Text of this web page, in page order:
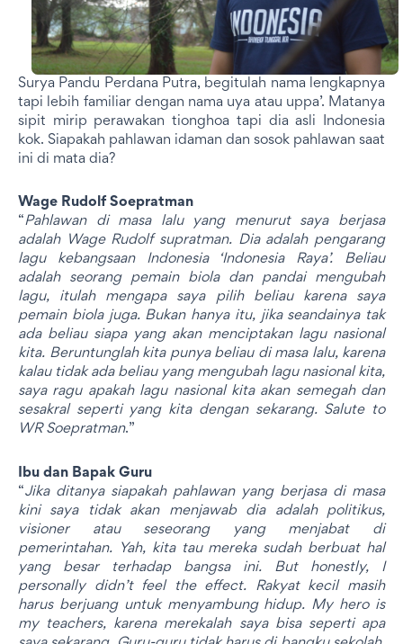
Surya Pandu Perdana Putra, begitulah nama lengkapnya
tapi lebih familiar dengan nama uya atau uppa’. Matanya
sipit mirip perawakan tionghoa tapi dia asli Indonesia
kok. Siapakah pahlawan idaman dan sosok pahlawan saat
ini di mata dia?
Wage Rudolf Soepratman
“Pahlawan di masa lalu yang menurut saya berjasa
adalah Wage Rudolf supratman. Dia adalah pengarang
lagu kebangsaan Indonesia ‘Indonesia Raya’. Beliau
adalah seorang pemain biola dan pandai mengubah
lagu, itulah mengapa saya pilih beliau karena saya
pemain biola juga. Bukan hanya itu, jika seandainya tak
ada beliau siapa yang akan menciptakan lagu nasional
kita. Beruntunglah kita punya beliau di masa lalu, karena
kalau tidak ada beliau yang mengubah lagu nasional kita,
saya ragu apakah lagu nasional kita akan semegah dan
sesakral seperti yang kita dengan sekarang. Salute to
WR Soepratman.”
Ibu dan Bapak Guru
“Jika ditanya siapakah pahlawan yang berjasa di masa
kini saya tidak akan menjawab dia adalah politikus,
visioner atau seseorang yang menjabat di
pemerintahan. Yah, kita tau mereka sudah berbuat hal
yang besar terhadap bangsa ini. But honestly, I
personally didn’t feel the effect. Rakyat kecil masih
harus berjuang untuk menyambung hidup. My hero is
my teachers, karena merekalah saya bisa seperti apa